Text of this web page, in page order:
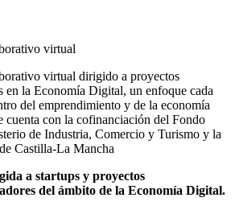
virtual
virtual dirigido a proyectos
en la Economía Digital, un enfoque cada
del emprendimiento y de la economía
cuenta con la cofinanciación del Fondo
de Industria, Comercio y Turismo y la
Castilla-La Mancha
a startups y proyectos
del ámbito de la Economía Digital.